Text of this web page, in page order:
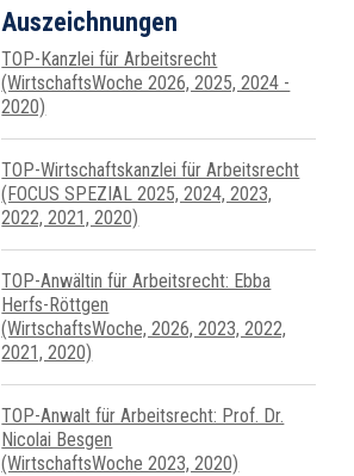
Auszeichnungen
TOP-Kanzlei für Arbeitsrecht
(WirtschaftsWoche 2026, 2025, 2024 -
2020)
TOP-Wirtschafts­kanzlei für Arbeits­recht
(FOCUS SPEZIAL 2025, 2024, 2023,
2022, 2021, 2020)
TOP-Anwältin für Arbeitsrecht: Ebba
Herfs-Röttgen
(WirtschaftsWoche, 2026, 2023, 2022,
2021, 2020)
TOP-Anwalt für Arbeitsrecht: Prof. Dr.
Nicolai Besgen
(WirtschaftsWoche 2023, 2020)